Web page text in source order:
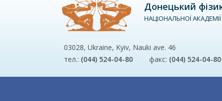
Донецький
НАЦІОНАЛЬНОЇ
03028, Ukraine, Kyiv, Nauki ave. 46
тел.: (044) 524-04-80 факс: (044) 524-04-80